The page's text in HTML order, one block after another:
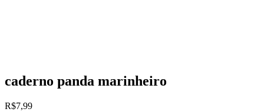
caderno panda marinheiro
R$7,99